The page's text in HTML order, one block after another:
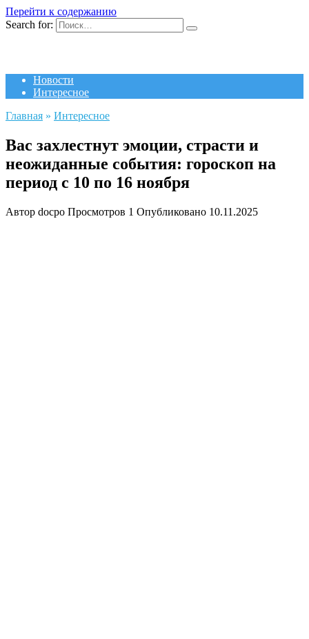
Перейти к содержанию
Search for:
Новости
Интересное
Главная » Интересное
Вас захлестнут эмоции, страсти и
неожиданные события: гороскоп на
период с 10 по 16 ноября
Автор docpo Просмотров 1 Опубликовано 10.11.2025